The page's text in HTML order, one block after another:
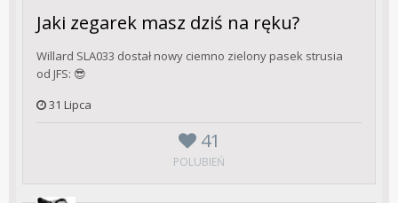
41
POLUBIEŃ
Jaki zegarek masz dziś na ręku?
Willard SLA033 dostał nowy ciemno zielony pasek strusia
od JFS: 😎
31 Lipca